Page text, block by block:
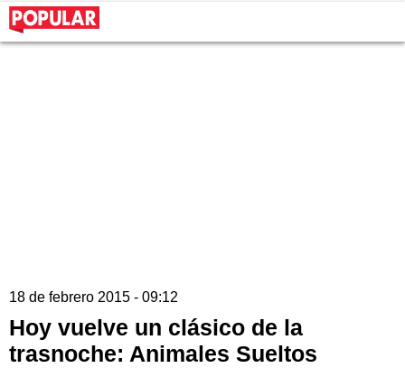
18 de febrero 2015 - 09:12
Hoy vuelve un clásico de la
trasnoche: Animales Sueltos